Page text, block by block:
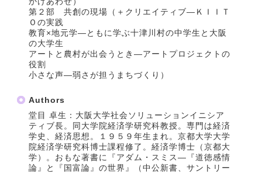
第２部 共創の現場（＋クリエイティブ―ＫＩＩＴ
Ｏの実践
教育×地元学―ともに学ぶ十津川村の中学生と大阪
の大学生
アートと農村が出会うとき―アートプロジェクトの
役割
小さな声―弱さが担うまちづくり）
Authors
堂目 卓生：大阪大学社会ソリューションイニシア
ティブ長。同大学院経済学研究科教授。専門は経済
学史、経済思想。１９５９年生まれ。京都大学大学
院経済学研究科博士課程修了。経済学博士（京都大
学）。おもな著書に『アダム・スミス―『道徳感情
論』と『国富論』の世界』（中公新書、サントリー